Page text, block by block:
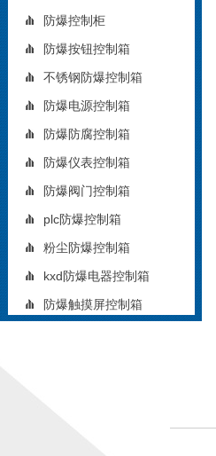
防爆控制柜
防爆按钮控制箱
不锈钢防爆控制箱
防爆电源控制箱
防爆防腐控制箱
防爆仪表控制箱
防爆阀门控制箱
plc防爆控制箱
粉尘防爆控制箱
kxd防爆电器控制箱
防爆触摸屏控制箱